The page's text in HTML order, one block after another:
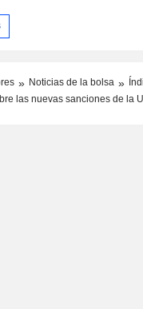
Noticias de la bolsa
las nuevas sanciones de la